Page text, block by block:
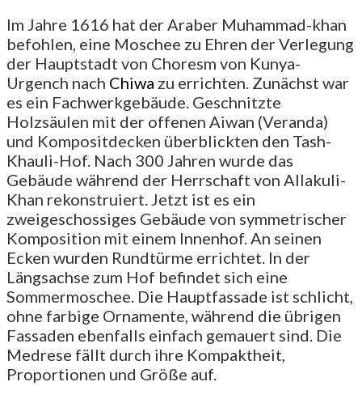
Im Jahre 1616 hat der Araber Muhammad-khan
befohlen, eine Moschee zu Ehren der Verlegung
der Hauptstadt von Choresm von Kunya-
Urgench nach Chiwa zu errichten. Zunächst war
es ein Fachwerkgebäude. Geschnitzte
Holzsäulen mit der offenen Aiwan (Veranda)
und Kompositdecken überblickten den Tash-
Khauli-Hof. Nach 300 Jahren wurde das
Gebäude während der Herrschaft von Allakuli-
Khan rekonstruiert. Jetzt ist es ein
zweigeschossiges Gebäude von symmetrischer
Komposition mit einem Innenhof. An seinen
Ecken wurden Rundtürme errichtet. In der
Längsachse zum Hof befindet sich eine
Sommermoschee. Die Hauptfassade ist schlicht,
ohne farbige Ornamente, während die übrigen
Fassaden ebenfalls einfach gemauert sind. Die
Medrese fällt durch ihre Kompaktheit,
Proportionen und Größe auf.